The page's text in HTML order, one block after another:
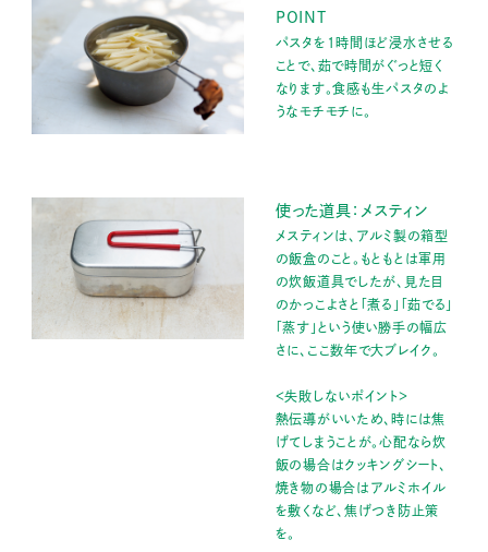
POINT
パスタを1時間ほど浸水させる
ことで、茹で時間がぐっと短く
なります。食感も生パスタのよ
うなモチモチに。
使った道具：メスティン
メスティンは、アルミ製の箱型
の飯盒のこと。もともとは軍用
の炊飯道具でしたが、見た目
のかっこよさと「煮る」「茹でる」
「蒸す」という使い勝手の幅広
さに、ここ数年で大ブレイク。
＜失敗しないポイント＞
熱伝導がいいため、時には焦
げてしまうことが。心配なら炊
飯の場合はクッキングシート、
焼き物の場合はアルミホイル
を敷くなど、焦げつき防止策
を。